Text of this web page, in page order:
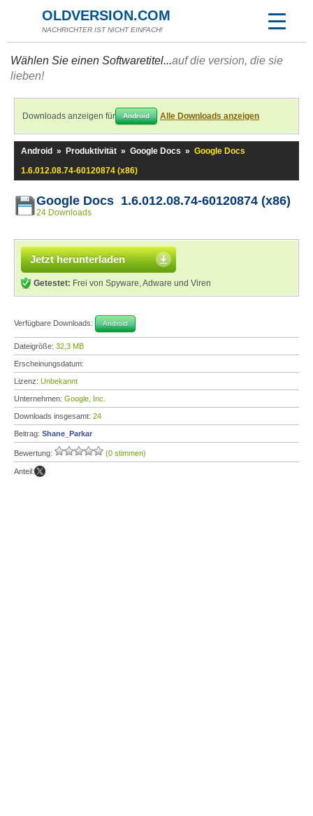
OLDVERSION.COM
NACHRICHTER IST NICHT EINFACH!
Wählen Sie einen Softwaretitel...auf die version, die sie
lieben!
Downloads anzeigen für Android Alle Downloads anzeigen
Android » Produktivität » Google Docs » Google Docs
1.6.012.08.74-60120874 (x86)
Google Docs 1.6.012.08.74-60120874 (x86)
24 Downloads
Jetzt herunterladen
Getestet: Frei von Spyware, Adware und Viren
Verfügbare Downloads: Android
Dateigröße: 32,3 MB
Erscheinungsdatum:
Lizenz: Unbekannt
Unternehmen: Google, Inc.
Downloads insgesamt: 24
Beitrag: Shane_Parkar
Bewertung: (0 stimmen)
Anteil: